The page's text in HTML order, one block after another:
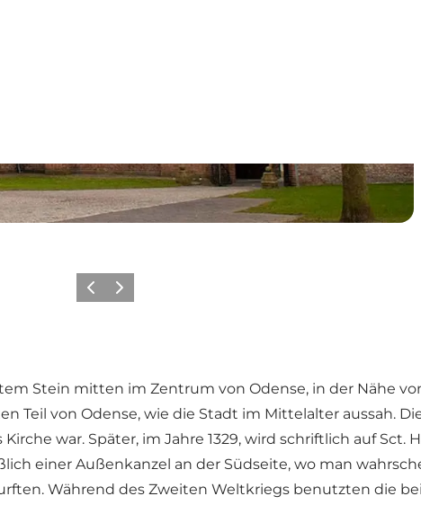
ZurückWeiter
Stein mitten im Zentrum von Odense, in der Nähe
Teil von Odense, wie die Stadt im Mittelalter aussah.
war. Später, im Jahre 1329, wird schriftlich auf Sct.
einer Außenkanzel an der Südseite, wo man
Während des Zweiten Weltkriegs benutzten die